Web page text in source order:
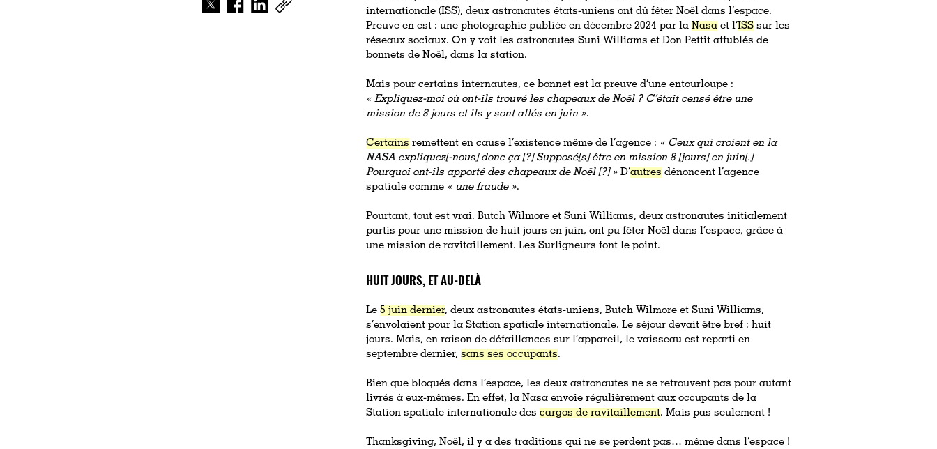
internationale (ISS), deux astronautes états-uniens ont dû fêter Noël dans l’espace.
Preuve en est : une photographie publiée en décembre 2024 par laNasa et l’ISS sur les
réseaux sociaux. On y voit les astronautes Suni Williams et Don Pettit affublés de
bonnets de Noël, dans la station.
Mais pour certains internautes, ce bonnet est la preuve d’une entourloupe :
« Expliquez-moi où ont-ils trouvé les chapeaux de Noël ? C’était censé être une
mission de 8 jours et ils y sont allés en juin ».
Certains remettent en cause l’existence même de l’agence : « Ceux qui croient en la
NASA expliquez[-nous] donc ça [?] Supposé[s] être en mission 8 [jours] en juin[.]
Pourquoi ont-ils apporté des chapeaux de Noël [?] » D’autres dénoncent l’agence
spatiale comme « une fraude ».
Pourtant, tout est vrai. Butch Wilmore et Suni Williams, deux astronautes initialement
partis pour une mission de huit jours en juin, ont pu fêter Noël dans l’espace, grâce à
une mission de ravitaillement. Les Surligneurs font le point.
HUIT JOURS, ET AU-DELÀ
Le5 juin dernier, deux astronautes états-uniens, Butch Wilmore et Suni Williams,
s’envolaient pour la Station spatiale internationale. Le séjour devait être bref : huit
jours. Mais, en raison de défaillances sur l’appareil, le vaisseau est reparti en
septembre dernier,sans ses occupants.
Bien que bloqués dans l’espace, les deux astronautes ne se retrouvent pas pour autant
livrés à eux-mêmes. En effet, la Nasa envoie régulièrement aux occupants de la
Station spatiale internationale descargos de ravitaillement. Mais pas seulement !
Thanksgiving, Noël, il y a des traditions qui ne se perdent pas… même dans l’espace !